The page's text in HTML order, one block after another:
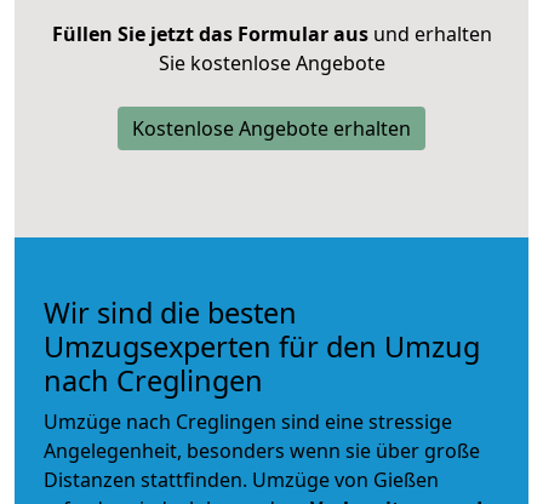
Füllen Sie jetzt das Formular ausund erhalten
Sie kostenlose Angebote
Kostenlose Angebote erhalten
Wir sind die besten
Umzugsexperten für den Umzug
nach Creglingen
Umzüge nach Creglingen sind eine stressige
Angelegenheit, besonders wenn sie über große
Distanzen stattfinden. Umzüge von Gießen